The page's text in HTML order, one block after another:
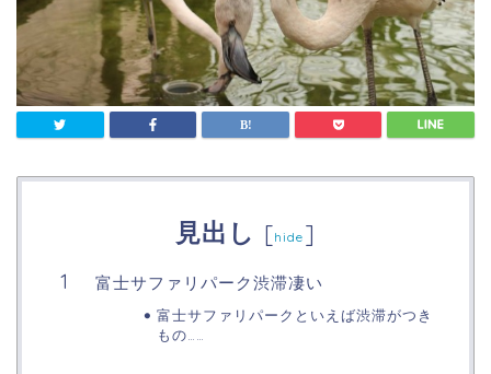
見出し [hide ]
富士サファリパーク渋滞凄い
富士サファリパークといえば渋滞がつき
もの……